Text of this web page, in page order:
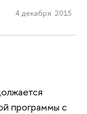
4 декабря 2015
программы с